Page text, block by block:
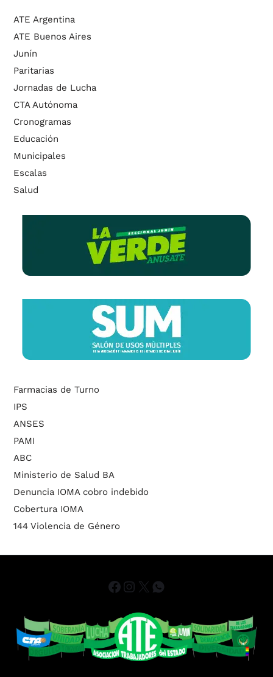
ATE Argentina
ATE Buenos Aires
Junín
Paritarias
Jornadas de Lucha
CTA Autónoma
Cronogramas
Educación
Municipales
Escalas
Salud
Farmacias de Turno
IPS
ANSES
PAMI
ABC
Ministerio de Salud BA
Denuncia IOMA cobro indebido
Cobertura IOMA
144 Violencia de Género